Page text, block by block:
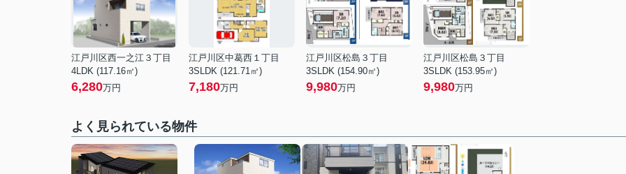
江戸川区西一之江３丁目
4LDK (117.16㎡)
6,280万円
江戸川区中葛西１丁目
3SLDK (121.71㎡)
7,180万円
江戸川区松島３丁目
3SLDK (154.90㎡)
9,980万円
江戸川区松島３丁目
3SLDK (153.95㎡)
9,980万円
よく見られている物件